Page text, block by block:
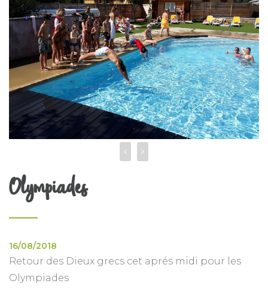
Olympiades
16/08/2018
Retour des Dieux grecs cet aprés midi pour les
Olympiades